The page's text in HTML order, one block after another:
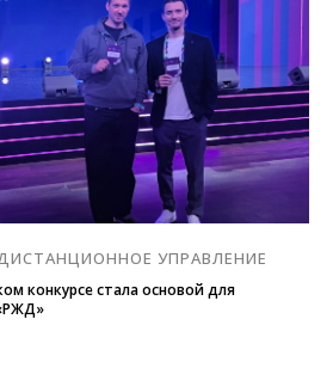
УПРАВЛЕНИЕ
конкурсе стала основой для